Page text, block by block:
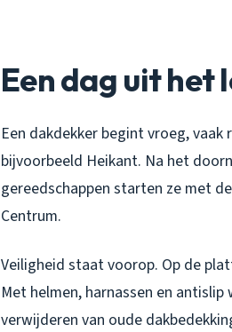
Een dag uit het
Een dakdekker begint vroeg,
bijvoorbeeld Heikant. Na het
gereedschappen starten ze met
Centrum.
Veiligheid staat voorop. Op de
Met helmen, harnassen en
verwijderen van oude